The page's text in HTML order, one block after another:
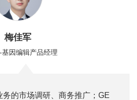
梅佳军
基因编辑产品经理
务的市场调研、商务推广；GE